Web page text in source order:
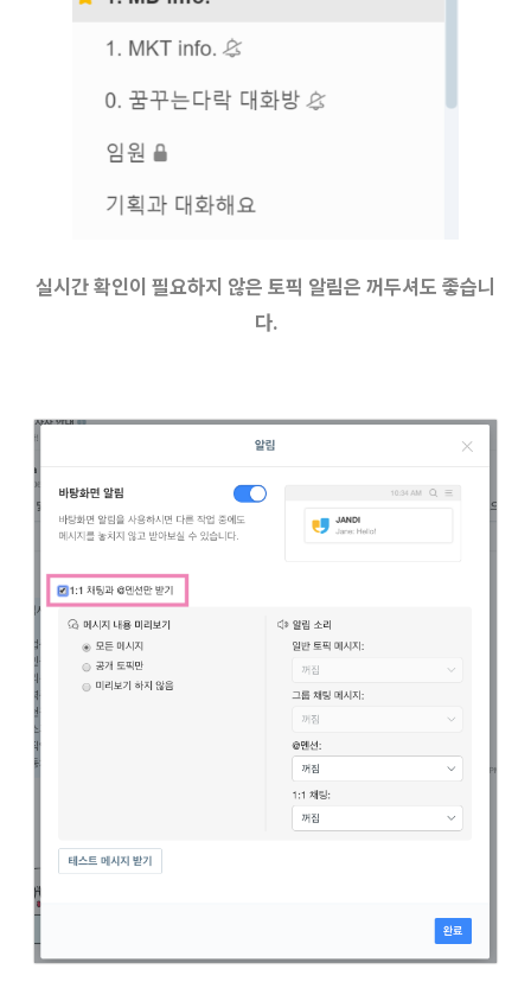
실시간 확인이 필요하지 않은 토픽 알림은 꺼두셔도 좋습니
다.